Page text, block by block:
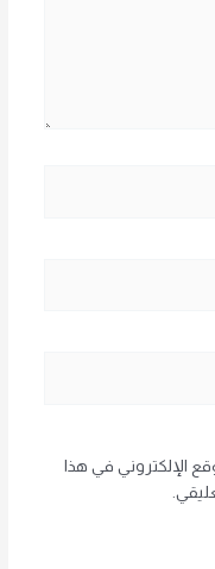
الإلكتروني في هذا